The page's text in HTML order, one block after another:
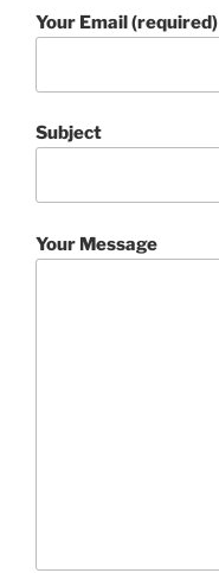
Your Email (required)
Subject
Your Message